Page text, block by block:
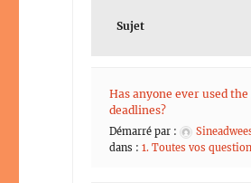
Sujet
Has anyone ever used
deadlines?
Démarré par :
dans :1. Toutes vos